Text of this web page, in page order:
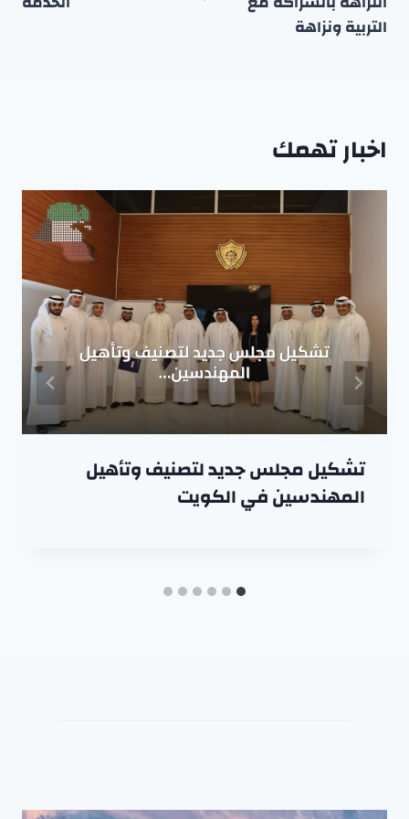
التربية ونزاهة
اخبار تهمك
تشكيل مجلس جديد لتصنيف وتأهيل
المهندسين في الكويت